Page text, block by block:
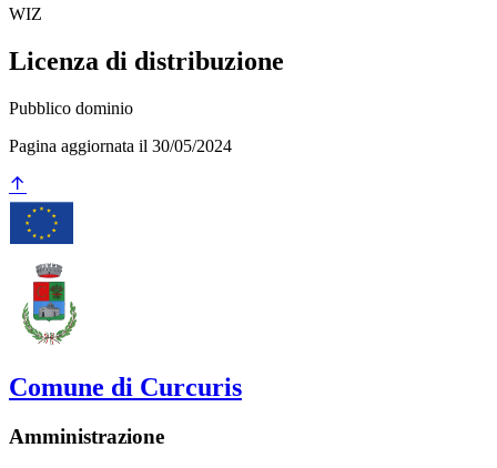
WIZ
Licenza di distribuzione
Pubblico dominio
Pagina aggiornata il 30/05/2024
Comune di Curcuris
Amministrazione